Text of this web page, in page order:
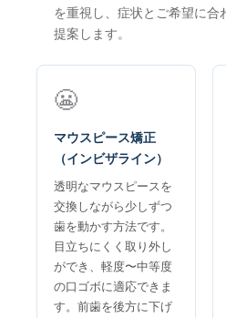
を重視し、症状とご希望に合
提案します。
😬
マウスピース矯正
（インビザライン）
透明なマウスピースを
交換しながら少しずつ
歯を動かす方法です。
目立ちにくく取り外し
ができ、軽度〜中等度
の口ゴボに適応できま
す。前歯を後方に下げ